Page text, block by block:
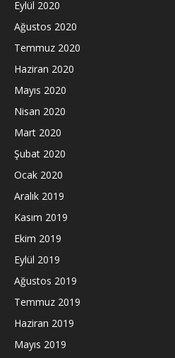
Eylül 2020
Ağustos 2020
Temmuz 2020
Haziran 2020
Mayıs 2020
Nisan 2020
Mart 2020
Şubat 2020
Ocak 2020
Aralık 2019
Kasım 2019
Ekim 2019
Eylül 2019
Ağustos 2019
Temmuz 2019
Haziran 2019
Mayıs 2019